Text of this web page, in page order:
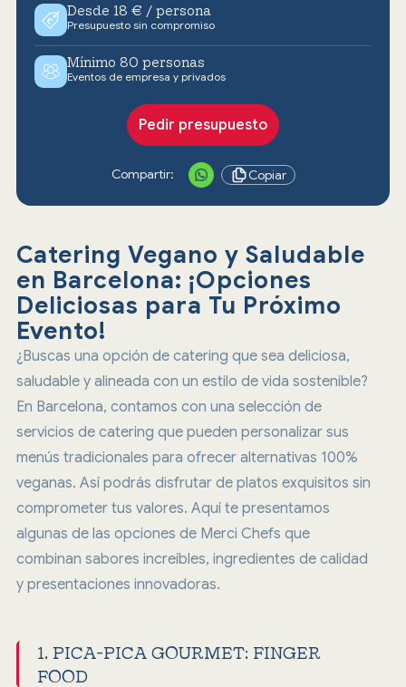
Catering Vegano y Saludable
en Barcelona: ¡Opciones
Deliciosas para Tu Próximo
Evento!
¿Buscas una opción de catering que sea deliciosa,
saludable y alineada con un estilo de vida sostenible?
En Barcelona, contamos con una selección de
servicios de catering que pueden personalizar sus
menús tradicionales para ofrecer alternativas 100%
veganas. Así podrás disfrutar de platos exquisitos sin
comprometer tus valores. Aquí te presentamos
algunas de las opciones de Merci Chefs que
combinan sabores increíbles, ingredientes de calidad
y presentaciones innovadoras.
1. PICA-PICA GOURMET: FINGER
FOOD
Desde 18 € / persona
Presupuesto sin compromiso
Mínimo 80 personas
Eventos de empresa y privados
Pedir presupuesto
Compartir: Copiar